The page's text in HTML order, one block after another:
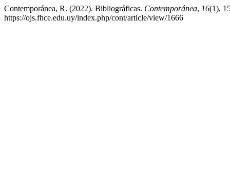
Contemporánea, R. (2022). Bibliográficas. Contemporánea, 16(1),
https://ojs.fhce.edu.uy/index.php/cont/article/view/1666